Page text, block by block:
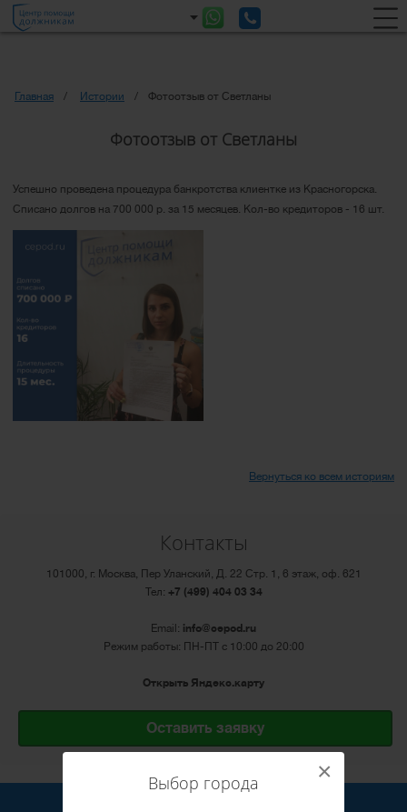
Выбор города ×
Главная Истории Фотоотзыв от Светланы
Фотоотзыв от Светланы
Успешно проведена процедура банкротства клиентке из Красногорска.
Списано долгов на 700 000 р. за 15 месяцев. Кол-во кредиторов - 16 шт.
Вернуться ко всем историям
Контакты
101000, г. Москва, Пер Уланский, Д. 22 Стр. 1, 6 этаж, оф. 621
Тел: +7 (499) 404 03 34
Email: info@cepod.ru
Режим работы: ПН-ПТ с 10:00 до 20:00
Открыть Яндекс.карту
Оставить заявку